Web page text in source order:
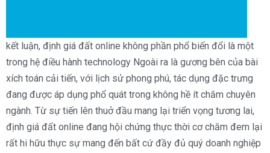
kết luận, định giá đất online không phần phổ biến đổi là một
trong hệ điều hành technology Ngoài ra là gương bên của bài
xích toán cải tiến, với lịch sử phong phú, tác dụng đặc trưng
đang được áp dụng phổ quát trong không hề ít chăm chuyên
ngành. Từ sự tiến lên thuở đầu mang lại triển vọng tương lai,
định giá đất online đang hội chứng thực thời cơ chăm đem lại
rất hi hữu thực sự mang đến bất cứ đầy đủ quý doanh nghiệp